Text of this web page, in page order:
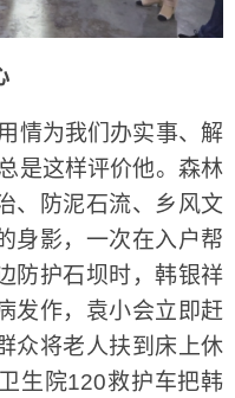
为我们办实事、解
是这样评价他。森林
、防泥石流、乡风文
身影，一次在入户帮
防护石坝时，韩银祥
发作，袁小会立即赶
众将老人扶到床上休
生院120救护车把韩